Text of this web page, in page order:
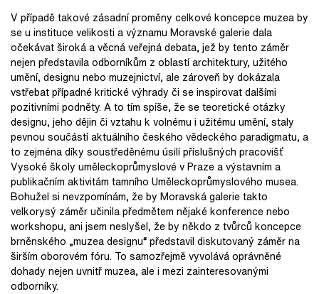
V případě takové zásadní proměny celkové koncepce muzea by
se u instituce velikosti a významu Moravské galerie dala
očekávat široká a věcná veřejná debata, jež by tento záměr
nejen představila odborníkům z oblastí architektury, užitého
umění, designu nebo muzejnictví, ale zároveň by dokázala
vstřebat případné kritické výhrady či se inspirovat dalšími
pozitivními podněty. A to tím spíše, že se teoretické otázky
designu, jeho dějin či vztahu k volnému i užitému umění, staly
pevnou součástí aktuálního českého vědeckého paradigmatu, a
to zejména díky soustředěnému úsilí příslušných pracovišť
Vysoké školy uměleckoprůmyslové v Praze a výstavním a
publikačním aktivitám tamního Uměleckoprůmyslového musea.
Bohužel si nevzpomínám, že by Moravská galerie takto
velkorysý záměr učinila předmětem nějaké konference nebo
workshopu, ani jsem neslyšel, že by někdo z tvůrců koncepce
brněnského „muzea designu“ představil diskutovaný záměr na
širším oborovém fóru. To samozřejmě vyvolává oprávněné
dohady nejen uvnitř muzea, ale i mezi zainteresovanými
odborníky.